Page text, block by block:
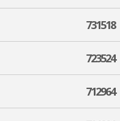
731518
723524
712964